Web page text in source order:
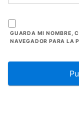
GUARDA MI NOMBRE,
NAVEGADOR PARA LA